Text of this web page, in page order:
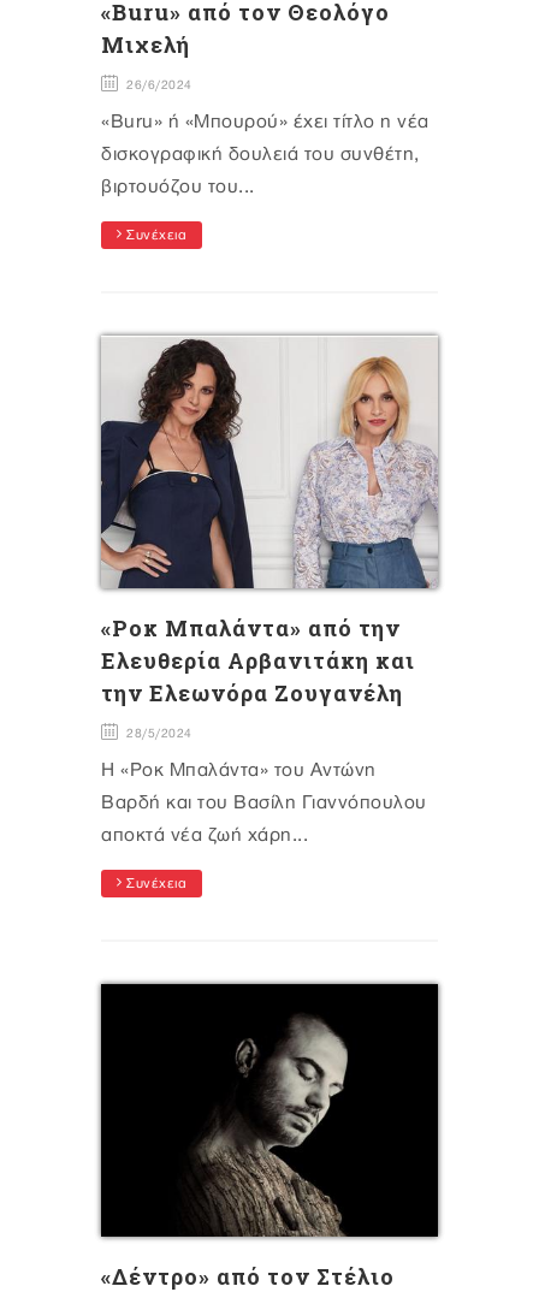
«Buru» από τον Θεολόγο
Μιχελή
26/6/2024
«Buru» ή «Μπουρού» έχει τίτλο η νέα
δισκογραφική δουλειά του συνθέτη,
βιρτουόζου του...
Συνέχεια
«Ροκ Μπαλάντα» από την
Ελευθερία Αρβανιτάκη και
την Ελεωνόρα Ζουγανέλη
28/5/2024
H «Ροκ Μπαλάντα» του Αντώνη
Βαρδή και του Βασίλη Γιαννόπουλου
αποκτά νέα ζωή χάρη...
Συνέχεια
«Δέντρο» από τον Στέλιο